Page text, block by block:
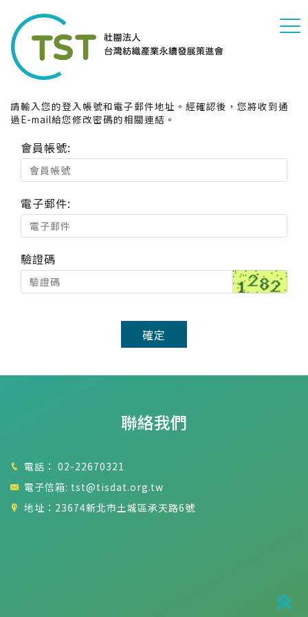
請輸入您的登入帳號和電子郵件地址。經確認後，您將收到通
過E-mail給您修改密碼的相關連結。
會員帳號:
電子郵件:
驗證碼
確定
聯絡我們
電話： 02-22670321
電子信箱: tst@tisdat.org.tw
地址：23674新北市土城區承天路6號